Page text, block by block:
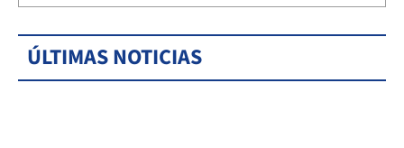
ÚLTIMAS NOTICIAS